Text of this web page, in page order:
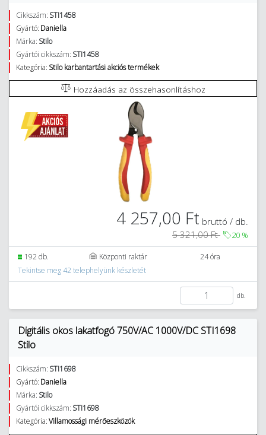
Cikkszám: STI1458
Gyártó: Daniella
Márka: Stilo
Gyártói cikkszám: STI1458
Kategória: Stilo karbantartási akciós termékek
Hozzáadás az összehasonlításhoz
4 257,00 Ft bruttó / db.
5 321,00 Ft
20 %
192 db. Központi raktár
24 óra
Tekintse meg 42 telephelyünk készletét
db.
Digitális okos lakatfogó 750V/AC 1000V/DC STI1698
Stilo
Cikkszám: STI1698
Gyártó: Daniella
Márka: Stilo
Gyártói cikkszám: STI1698
Kategória:Villamossági mérőeszközök